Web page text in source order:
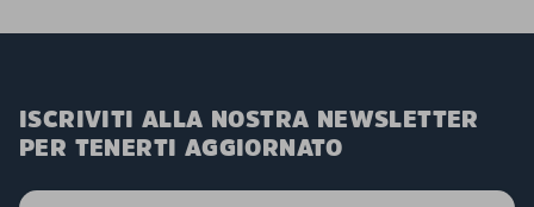
ISCRIVITI ALLA NOSTRA NEWSLETTER
PER TENERTI AGGIORNATO